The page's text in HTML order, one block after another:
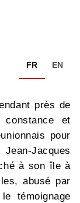
FR EN
près de
et
pour
Jean-Jacques
à son île à
abusé par
témoignage